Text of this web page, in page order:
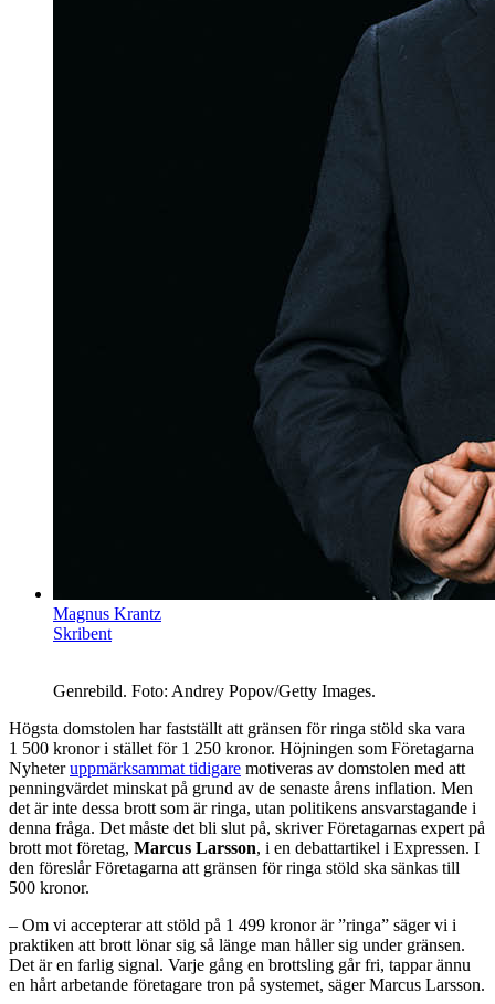
Magnus Krantz
Skribent
Genrebild. Foto: Andrey Popov/Getty Images.
Högsta domstolen har fastställt att gränsen för ringa stöld ska vara
1 500 kronor i stället för 1 250 kronor. Höjningen som Företagarna
Nyheteruppmärksammat tidigare motiveras av domstolen med att
penningvärdet minskat på grund av de senaste årens inflation. Men
det är inte dessa brott som är ringa, utan politikens ansvarstagande i
denna fråga. Det måste det bli slut på, skriver Företagarnas expert på
brott mot företag, Marcus Larsson, i en debattartikel i Expressen. I
den föreslår Företagarna att gränsen för ringa stöld ska sänkas till
500 kronor.
– Om vi accepterar att stöld på 1 499 kronor är ”ringa” säger vi i
praktiken att brott lönar sig så länge man håller sig under gränsen.
Det är en farlig signal. Varje gång en brottsling går fri, tappar ännu
en hårt arbetande företagare tron på systemet, säger Marcus Larsson.